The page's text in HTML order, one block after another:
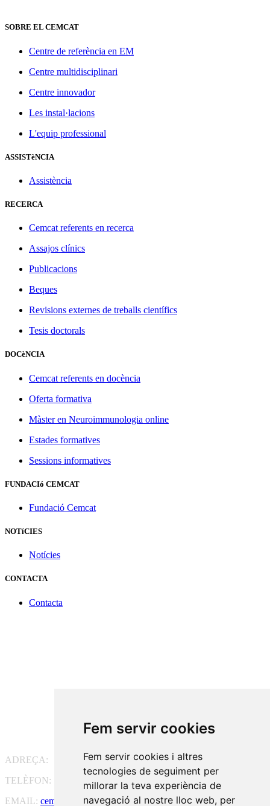
Fem servir cookies
Fem servir cookies i altres
tecnologies de seguiment per
millorar la teva experiència de
navegació al nostre lloc web, per
SOBRE EL CEMCAT
Centre de referència en EM
Centre multidisciplinari
Centre innovador
Les instal·lacions
L'equip professional
ASSISTèNCIA
Assistència
RECERCA
Cemcat referents en recerca
Assajos clínics
Publicacions
Beques
Revisions externes de treballs científics
Tesis doctorals
DOCèNCIA
Cemcat referents en docència
Oferta formativa
Màster en Neuroimmunologia online
Estades formatives
Sessions informatives
FUNDACIó CEMCAT
Fundació Cemcat
NOTíCIES
Notícies
CONTACTA
Contacta
ADREÇA:
Pg. Vall d'Hebron, 119-129, 08035 Barcelona
TELÈFON:
93 175 15 55
EMAIL: cem-cat@cem-cat.org